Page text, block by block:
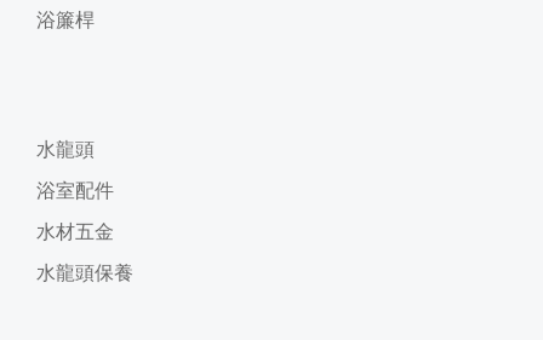
浴簾桿
水龍頭
浴室配件
水材五金
水龍頭保養